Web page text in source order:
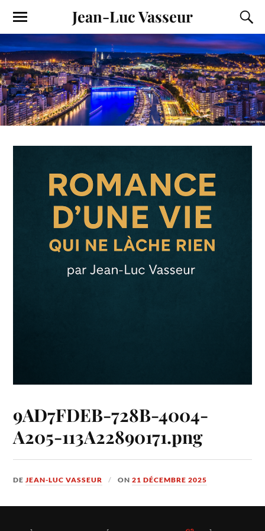
Jean-Luc Vasseur
9AD7FDEB-728B-4004-
A205-113A22890171.png
DEJEAN-LUC VASSEUR ON21 DÉCEMBRE 2025